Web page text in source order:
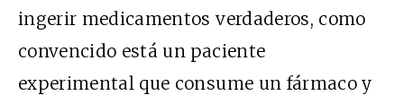
ingerir medicamentos verdaderos, como
convencido está un paciente
experimental que consume un fármaco y